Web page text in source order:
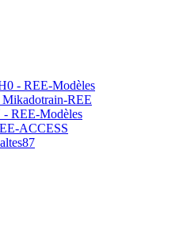
- REE-Modèles
Mikadotrain-REE
- REE-Modèles
ACCESS